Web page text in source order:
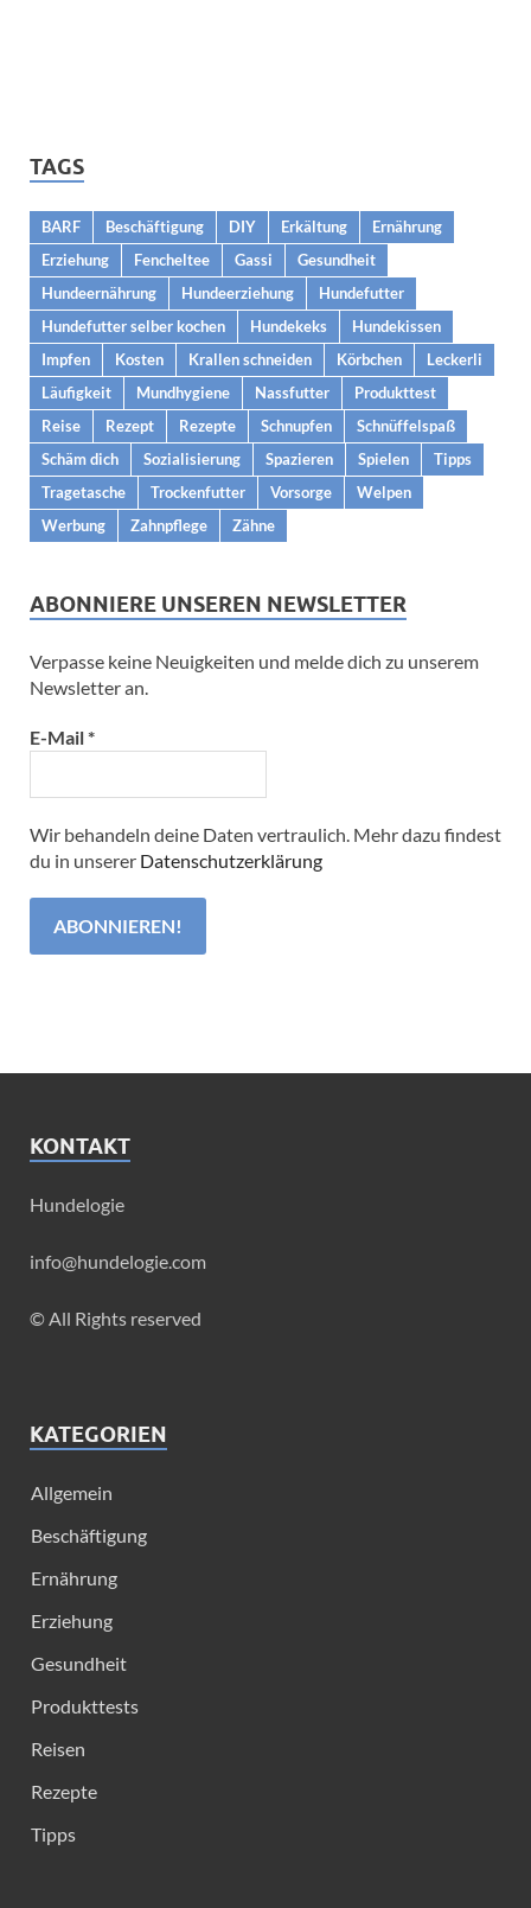
TAGS
BARF Beschäftigung DIY Erkältung
Ernährung
Erziehung
Fencheltee Gassi
Gesundheit
Hundeernährung
Hundeerziehung
Hundefutter
Hundefutter selber kochen
Hundekeks
Hundekissen
Impfen
Kosten Krallen schneiden Körbchen
Leckerli
Läufigkeit
Mundhygiene Nassfutter
Produkttest
Reise
Rezept Rezepte Schnupfen
Schnüffelspaß
Schäm dich
Sozialisierung Spazieren Spielen
Tipps
Tragetasche
Trockenfutter Vorsorge
Welpen
Werbung
Zahnpflege Zähne
ABONNIERE UNSEREN NEWSLETTER
Verpasse keine Neuigkeiten und melde dich zu unserem
Newsletter an.
E-Mail*
Wir behandeln deine Daten vertraulich. Mehr dazu findest
du in unserer Datenschutzerklärung
KONTAKT
Hundelogie
info@hundelogie.com
© All Rights reserved
KATEGORIEN
Allgemein
Beschäftigung
Ernährung
Erziehung
Gesundheit
Produkttests
Reisen
Rezepte
Tipps